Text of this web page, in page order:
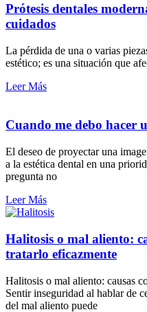
Prótesis dentales
cuidados
La pérdida de una o varias
estético; es una situación que
Leer Más
Cuando me debo hacer
El deseo de proyectar una
a la estética dental en una
pregunta no
Leer Más
Halitosis o mal aliento:
tratarlo eficazmente
Halitosis o mal aliento: causas
Sentir inseguridad al hablar de
del mal aliento puede